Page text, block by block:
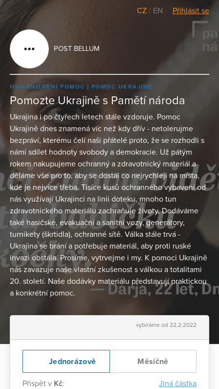
CZ / EN Přihlásit se
POST BELLUM
HUMANITÁRNÍ POMOC POMOC UKRAJINĚ
Pomozte Ukrajině s Pamětí národa
Ukrajina i po čtyřech letech stále vzdoruje. Pomoc
Ukrajině dnes znamená víc než kdy dřív - netolerujme
bezpráví, kterému čelí naši přátelé proto, že se rozhodli s
námi sdílet hodnoty svobody a demokracie. Už pátým
rokem nakupujeme ochranný a zdravotnický materiál a
děláme vše pro to, aby se dostal co nejrychleji na místa,
kde je nejvíce třeba. Tisíce kusů ochranného vybavení od
nás využívají Ukrajinci na linii doteku, mnoho tun
zdravotnického materiálu zachraňuje životy. Dodáváme
také hasičské, evakuační a sanitní vozy, generátory,
turnikety (škrtidla), ochranné sítě. Válka stále trvá -
Ukrajina se brání a potřebuje materiál, aby proti ruské
invazi obstála. Prosíme, vytrvejme i my. K pomoci Ukrajině
nás zavazuje naše vlastní zkušenost s válkou a totalitami
20. století. Naše dodávky materiálu představují praktickou
a konkrétní pomoc.
vybíráme od 22.2.2022
Jednorázově Měsíčně
Přispět v Kč: Jiná částka